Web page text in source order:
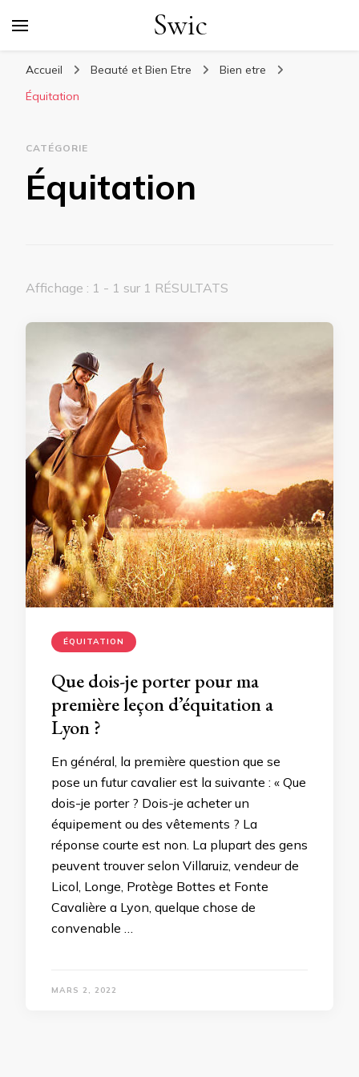
Swic
Accueil Beauté et Bien Etre
Bien etre
Équitation
CATÉGORIE
Équitation
Affichage : 1 - 1 sur 1 RÉSULTATS
ÉQUITATION
Que dois-je porter pour ma
première leçon d’équitation a
Lyon ?
En général, la première question que se
pose un futur cavalier est la suivante : « Que
dois-je porter ? Dois-je acheter un
équipement ou des vêtements ? La
réponse courte est non. La plupart des gens
peuvent trouver selon Villaruiz, vendeur de
Licol, Longe, Protège Bottes et Fonte
Cavalière a Lyon, quelque chose de
convenable …
MARS 2, 2022